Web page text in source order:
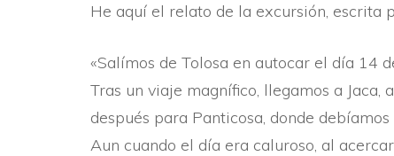
He aquí­ el relato de la ex­cursión, escrita
«Salí­mos de Tolosa en au­tocar el dí­a 14
Tras un viaje magní­fico, llegamos a Jaca,
des­pués para Panticosa, donde debí­amos
Aun cuando el dí­a era ca­luroso, al